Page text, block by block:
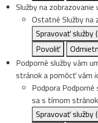
Služby na zobrazovanie
Ostatné Služby na
Spravovať služby
Povoliť
Podporné služby vám
stránok a pomôcť vám
Podpora
sa s tímom
Spravovať služby